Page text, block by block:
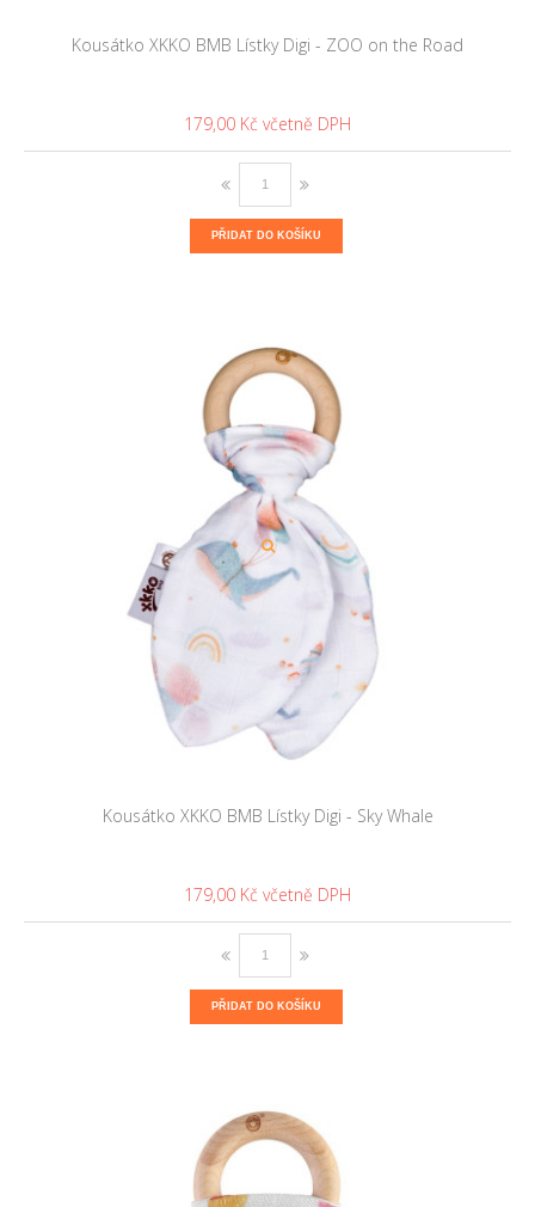
Kousátko XKKO BMB Lístky Digi - ZOO on the Road
179,00 Kč
PŘIDAT DO KOŠÍKU
Kousátko XKKO BMB Lístky Digi - Sky Whale
179,00 Kč
PŘIDAT DO KOŠÍKU